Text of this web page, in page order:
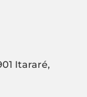
Itararé,